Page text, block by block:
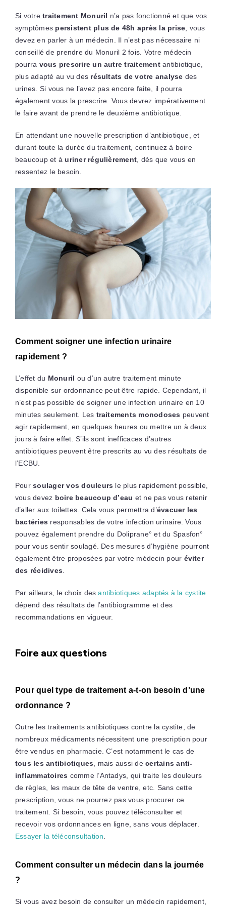
Si votretraitement Monuril n’a pas fonctionné et que vos
symptômes persistent plus de 48h après la prise, vous
devez en parler à un médecin. Il n’est pas nécessaire ni
conseillé de prendre du Monuril 2 fois. Votre médecin
pourra vous prescrire un autre traitementantibiotique,
plus adapté au vu des résultats de votre analyse des
urines. Si vous ne l’avez pas encore faite, il pourra
également vous la prescrire. Vous devrez impérativement
le faire avant de prendre le deuxième antibiotique.
En attendant une nouvelle prescription d’antibiotique, et
durant toute la durée du traitement, continuez à boire
beaucoup et àuriner régulièrement, dès que vous en
ressentez le besoin.
Comment soigner une infection urinaire
rapidement ?
L’effet du Monuril ou d’un autre traitement minute
disponible sur ordonnance peut être rapide. Cependant, il
n’est pas possible de soigner une infection urinaire en 10
minutes seulement. Les traitements monodoses peuvent
agir rapidement, en quelques heures ou mettre un à deux
jours à faire effet. S’ils sont inefficaces d’autres
antibiotiques peuvent être prescrits au vu des résultats de
l’ECBU.
Poursoulager vos douleurs le plus rapidement possible,
vous devez boire beaucoup d’eau et ne pas vous retenir
d’aller aux toilettes. Cela vous permettra d’évacuer les
bactéries responsables de votre infection urinaire. Vous
pouvez également prendre du Doliprane° et du Spasfon°
pour vous sentir soulagé. Des mesures d’hygiène pourront
également être proposées par votre médecin pour éviter
des récidives
Par ailleurs, le choix desantibiotiques adaptés à la cystite
dépend des résultats de l’antibiogramme et des
recommandations en vigueur.
Foire aux questions
Pour quel type de traitement a-t-on besoin d’une
ordonnance ?
Outre les traitements antibiotiques contre la cystite, de
nombreux médicaments nécessitent une prescription pour
être vendus en pharmacie. C’est notamment le cas de
tous les antibiotiques , mais aussi decertains anti-
inflammatoires comme l’Antadys, qui traite les douleurs
de règles, les maux de tête de ventre, etc. Sans cette
prescription, vous ne pourrez pas vous procurer ce
traitement. Si besoin, vous pouvez téléconsulter et
recevoir vos ordonnances en ligne, sans vous déplacer.
Essayer la téléconsultation
Comment consulter un médecin dans la journée
?
Si vous avez besoin de consulter un médecin rapidement,